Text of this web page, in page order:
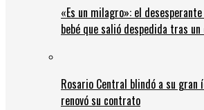
«Es un milagro»: el
bebé que salió despedida tras un
Rosario Central blindó a su gran
renovó su contrato